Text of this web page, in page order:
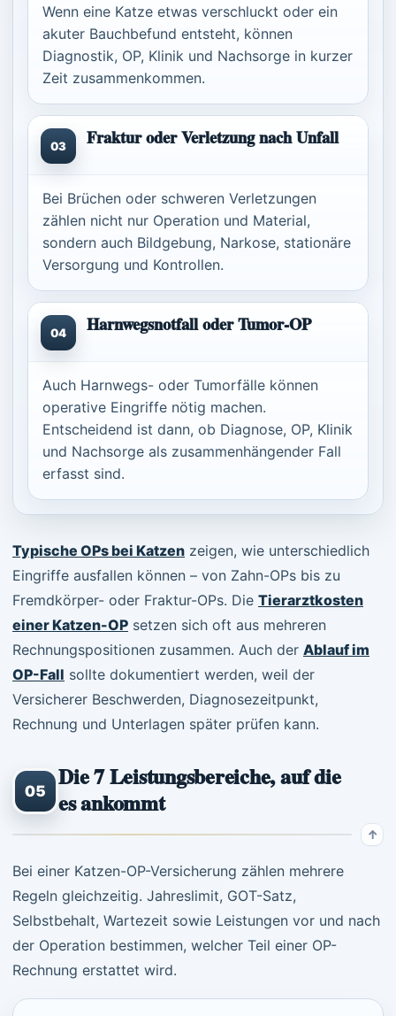
Wenn eine Katze etwas verschluckt oder ein
akuter Bauchbefund entsteht, können
Diagnostik, OP, Klinik und Nachsorge in kurzer
Zeit zusammenkommen.
03 Fraktur oder Verletzung nach Unfall
Bei Brüchen oder schweren Verletzungen
zählen nicht nur Operation und Material,
sondern auch Bildgebung, Narkose, stationäre
Versorgung und Kontrollen.
04 Harnwegsnotfall oder Tumor-OP
Auch Harnwegs- oder Tumorfälle können
operative Eingriffe nötig machen.
Entscheidend ist dann, ob Diagnose, OP, Klinik
und Nachsorge als zusammenhängender Fall
erfasst sind.
Typische OPs bei Katzen zeigen, wie unterschiedlich
Eingriffe ausfallen können – von Zahn-OPs bis zu
Fremdkörper- oder Fraktur-OPs. Die Tierarztkosten
einer Katzen-OP setzen sich oft aus mehreren
Rechnungspositionen zusammen. Auch der Ablauf im
OP-Fall sollte dokumentiert werden, weil der
Versicherer Beschwerden, Diagnosezeitpunkt,
Rechnung und Unterlagen später prüfen kann.
05
Die 7 Leistungsbereiche, auf die
es ankommt
Bei einer Katzen-OP-Versicherung zählen mehrere
Regeln gleichzeitig. Jahreslimit, GOT-Satz,
Selbstbehalt, Wartezeit sowie Leistungen vor und nach
der Operation bestimmen, welcher Teil einer OP-
Rechnung erstattet wird.